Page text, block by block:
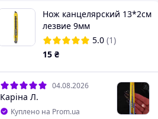
Нож канцелярский 13*2см
лезвие 9мм
5.0 (1)
15 ₴
04.08.2026
Каріна Л.
Куплено на Prom.ua